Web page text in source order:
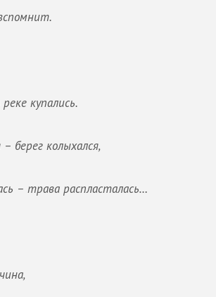
купались.
– берег колыхался,
– трава распласталась…